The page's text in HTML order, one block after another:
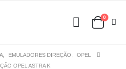
0
EMULADORES DIREÇÃO
OPEL
OPEL ASTRA K